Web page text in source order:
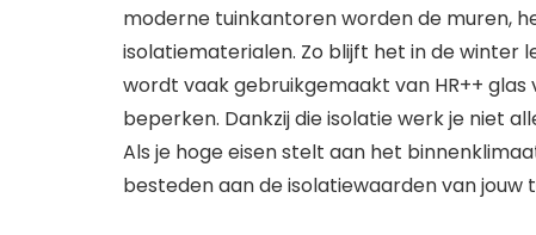
moderne tuinkantoren worden de muren,
isolatiematerialen. Zo blijft het in de winter
wordt vaak gebruikgemaakt van HR++
beperken. Dankzij die isolatie werk je niet
Als je hoge eisen stelt aan het
besteden aan de isolatiewaarden van jouw